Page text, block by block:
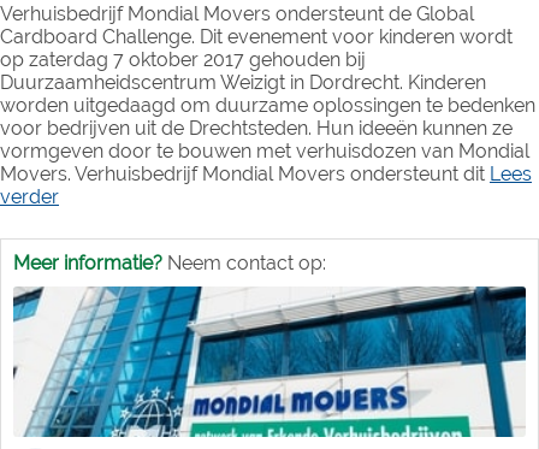
Verhuisbedrijf Mondial Movers ondersteunt de Global
Cardboard Challenge. Dit evenement voor kinderen wordt
op zaterdag 7 oktober 2017 gehouden bij
Duurzaamheidscentrum Weizigt in Dordrecht. Kinderen
worden uitgedaagd om duurzame oplossingen te bedenken
voor bedrijven uit de Drechtsteden. Hun ideeën kunnen ze
vormgeven door te bouwen met verhuisdozen van Mondial
Movers. Verhuisbedrijf Mondial Movers ondersteunt dit Lees
verder
Meer informatie? Neem contact op: